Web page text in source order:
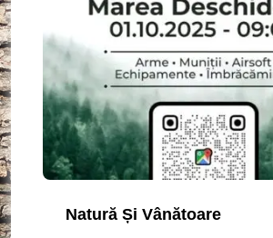
Natură Și Vânătoare